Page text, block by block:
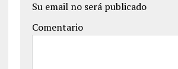
Su email no será publicado
Comentario